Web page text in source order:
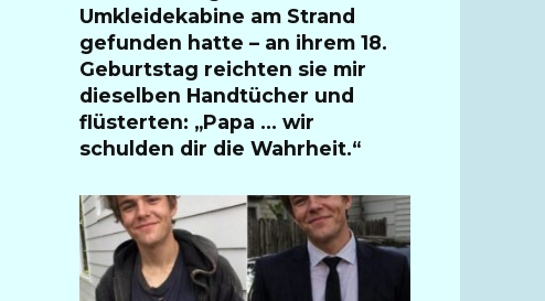
Umkleidekabine am Strand
gefunden hatte – an ihrem 18.
Geburtstag reichten sie mir
dieselben Handtücher und
flüsterten: „Papa … wir
schulden dir die Wahrheit.“